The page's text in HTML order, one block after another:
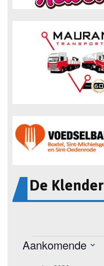
De Klender